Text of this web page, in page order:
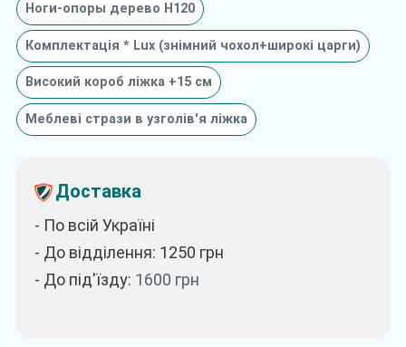
Ноги-опоры дерево Н120
Комплектація * Lux (знімний чохол+широкі царги)
Високий короб ліжка +15 см
Меблеві стрази в узголів'я ліжка
Доставка
- По всій Україні
- До відділення: 1250 грн
- До під'їзду: 1600 грн